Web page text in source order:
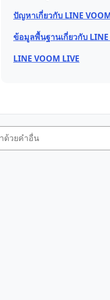
ปัญหาเกี่ยวกับ LINE
ข้อมูลพื้นฐานเกี่ยวกับ LINE
LINE VOOM LIVE